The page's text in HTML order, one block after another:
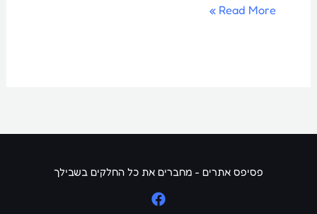
Read More »
פסיפס אתרים - מחברים את כל החלקים בשבילך